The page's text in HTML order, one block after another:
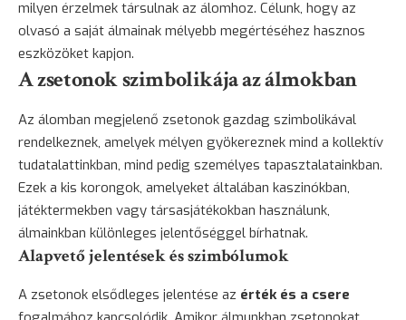
milyen érzelmek társulnak az álomhoz. Célunk, hogy az
olvasó a saját álmainak mélyebb megértéséhez hasznos
eszközöket kapjon.
A zsetonok szimbolikája az álmokban
Az álomban megjelenő zsetonok gazdag szimbolikával
rendelkeznek, amelyek mélyen gyökereznek mind a kollektív
tudatalattinkban, mind pedig személyes tapasztalatainkban.
Ezek a kis korongok, amelyeket általában kaszinókban,
játéktermekben vagy társasjátékokban használunk,
álmainkban különleges jelentőséggel bírhatnak.
Alapvető jelentések és szimbólumok
A zsetonok elsődleges jelentése az érték és a csere